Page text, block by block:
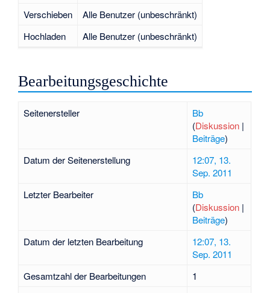
Verschieben
Alle Benutzer (unbeschränkt)
Hochladen
Alle Benutzer (unbeschränkt)
Bearbeitungsgeschichte
Seitenersteller
Bb
(Diskussion|
Beiträge)
Datum der Seitenerstellung
12:07, 13.
Sep. 2011
Letzter Bearbeiter
Bb
(Diskussion|
Beiträge)
Datum der letzten Bearbeitung
12:07, 13.
Sep. 2011
Gesamtzahl der Bearbeitungen
1